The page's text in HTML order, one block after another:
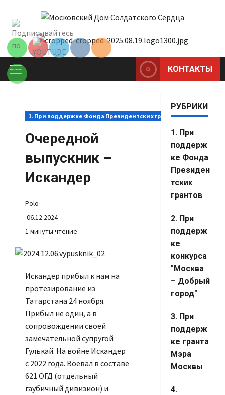
содержимому
Основное
меню
КОНТАКТЫ
1. При поддержке Фонда Президентских грантов
Очередной
выпускник –
Искандер
Polo
06.12.2024
1 минуты чтение
Искандер прибыл к нам на
протезирование из
Татарстана 24 ноября.
Прибыл не один, а в
сопровождении своей
замечательной супругой
Гулькай. На войне Искандер
с 2022 года. Воевал в составе
621 ОГД (отдельный
гаубичный дивизион) и
РУБРИКИ
1. При
поддерж
ке Фонда
Президен
тских
грантов
2. При
поддерж
ке
конкурса
"Москва
– Добрый
город"
3. При
поддерж
ке гранта
Мэра
Москвы
4.
Set Youtube
Set Youtube
Channel ID